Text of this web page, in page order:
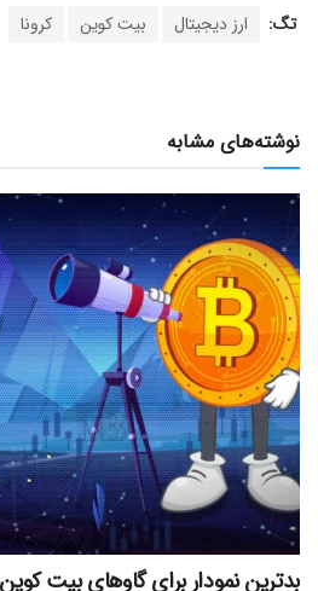
تگ: ارز دیجیتال بیت کوین کرونا
نوشته‌های مشابه
بدترین نمودار برای گاوهای بیت